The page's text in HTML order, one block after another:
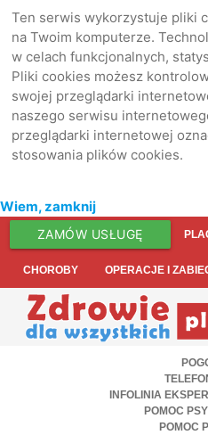
Ten serwis wykorzystuje pliki
na Twoim komputerze.
w celach funkcjonalnych,
Pliki cookies możesz
swojej przeglądarki
naszego serwisu
przeglądarki internetowej
stosowania plików cookies.
Wiem, zamknij
ZAMÓW USŁUGĘ
CHOROBY OPERACJE I
INFOLINIA
POMOC
POMOC